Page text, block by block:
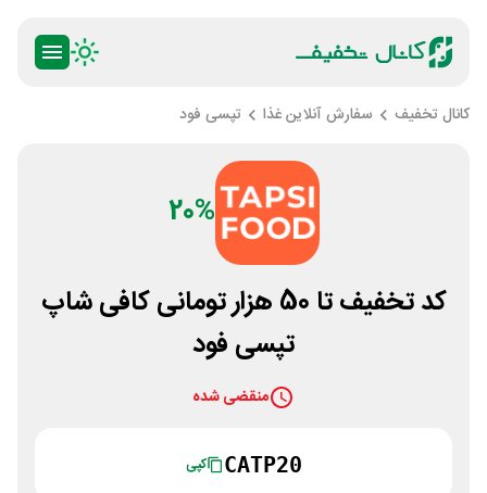
کانال تخفیف سفارش آنلاین غذا تپسی فود
20%
کد تخفیف تا 50 هزار تومانی کافی شاپ
تپسی فود
منقضی شده
CATP20 کپی